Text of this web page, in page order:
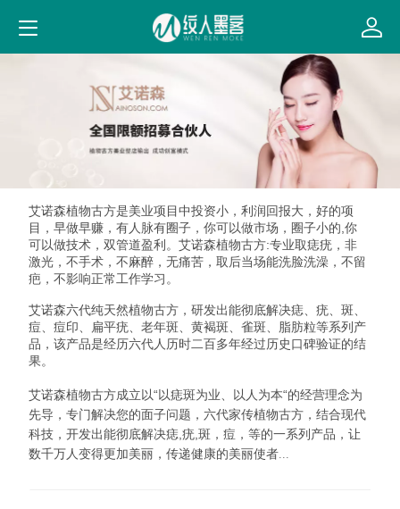
艾诺森植物古方是美业项目中投资小，利润回报大，好的项
目，早做早赚，有人脉有圈子，你可以做市场，圈子小的,你
可以做技术，双管道盈利。艾诺森植物古方:专业取痣疣，非
激光，不手术，不麻醉，无痛苦，取后当场能洗脸洗澡，不留
疤，不影响正常工作学习。
艾诺森六代纯天然植物古方，研发出能彻底解决痣、疣、斑、
痘、痘印、扁平疣、老年斑、黄褐斑、雀斑、脂肪粒等系列产
品，该产品是经历六代人历时二百多年经过历史口碑验证的结
果。
艾诺森植物古方成立以“以痣斑为业、以人为本“的经营理念为
先导，专门解决您的面子问题，六代家传植物古方，结合现代
科技，开发出能彻底解决痣,疣,斑，痘，等的一系列产品，让
数千万人变得更加美丽，传递健康的美丽使者